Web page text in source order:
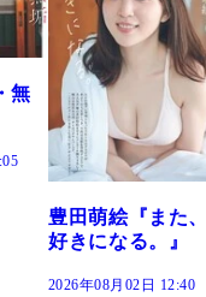
斎藤恭代
『BOUND』
2026年08月02日 12:35